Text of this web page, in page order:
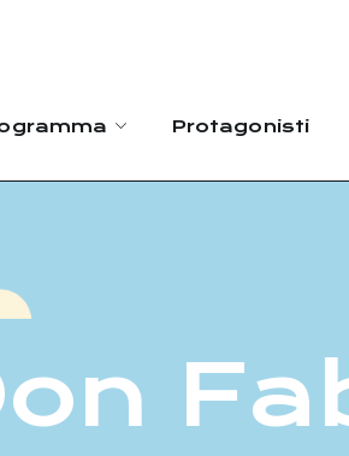
Protagonisti